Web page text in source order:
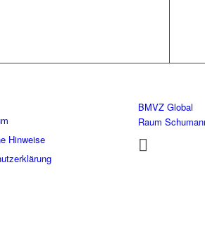
Hinweise
BMVZ Global
Raum